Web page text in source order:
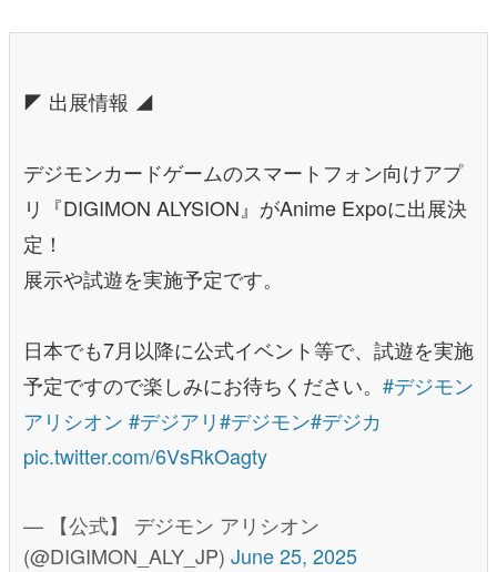
◤ 出展情報 ◢
デジモンカードゲームのスマートフォン向けアプ
リ『DIGIMON ALYSION』がAnime Expoに出展決
定！
展示や試遊を実施予定です。
日本でも7月以降に公式イベント等で、試遊を実施
予定ですので楽しみにお待ちください。 #デジモン
アリシオン #デジアリ#デジモン#デジカ
pic.twitter.com/6VsRkOagty
— 【公式】 デジモン アリシオン
(@DIGIMON_ALY_JP) June 25, 2025